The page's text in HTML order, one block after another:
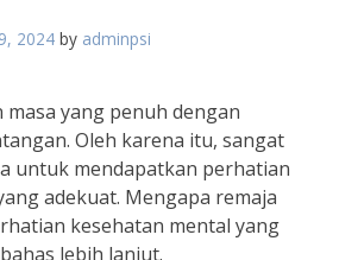
2024 by adminpsi
masa yang penuh dengan
Oleh karena itu, sangat
untuk mendapatkan perhatian
adekuat. Mengapa remaja
kesehatan mental yang
lebih lanjut.